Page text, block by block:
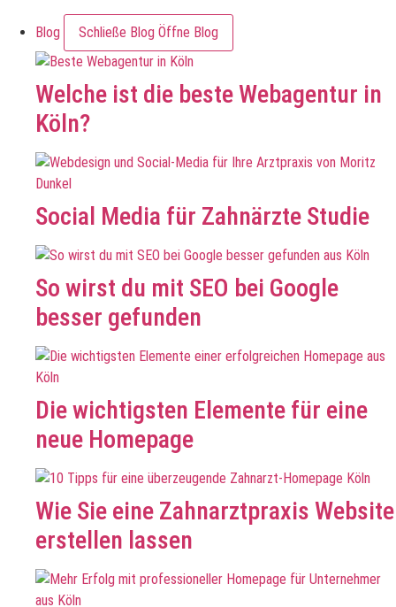
Blog Schließe Blog Öffne Blog
Welche ist die beste Webagentur in
Köln?
Social Media für Zahnärzte Studie
So wirst du mit SEO bei Google
besser gefunden
Die wichtigsten Elemente für eine
neue Homepage
Wie Sie eine Zahnarztpraxis Website
erstellen lassen